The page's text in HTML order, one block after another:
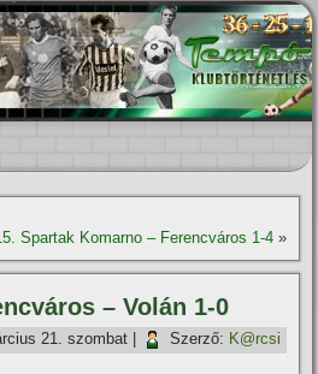
Spartak Komarno – Ferencváros 1-4»
– Volán 1-0
21. szombat Szerző: K@rcsi